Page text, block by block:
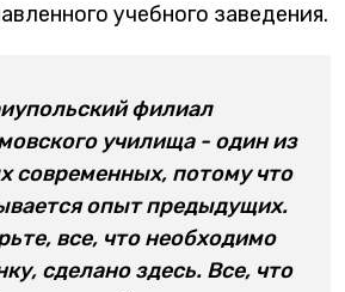
учебного заведения.
филиал
училища - один из
современных, потому что
опыт предыдущих.
все, что необходимо
сделано здесь. Все, что